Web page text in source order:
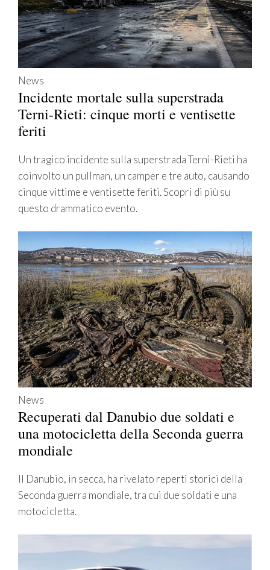
News
Incidente mortale sulla superstrada
Terni-Rieti: cinque morti e ventisette
feriti
Un tragico incidente sulla superstrada Terni-Rieti ha
coinvolto un pullman, un camper e tre auto, causando
cinque vittime e ventisette feriti. Scopri di più su
questo drammatico evento.
News
Recuperati dal Danubio due soldati e
una motocicletta della Seconda guerra
mondiale
Il Danubio, in secca, ha rivelato reperti storici della
Seconda guerra mondiale, tra cui due soldati e una
motocicletta.